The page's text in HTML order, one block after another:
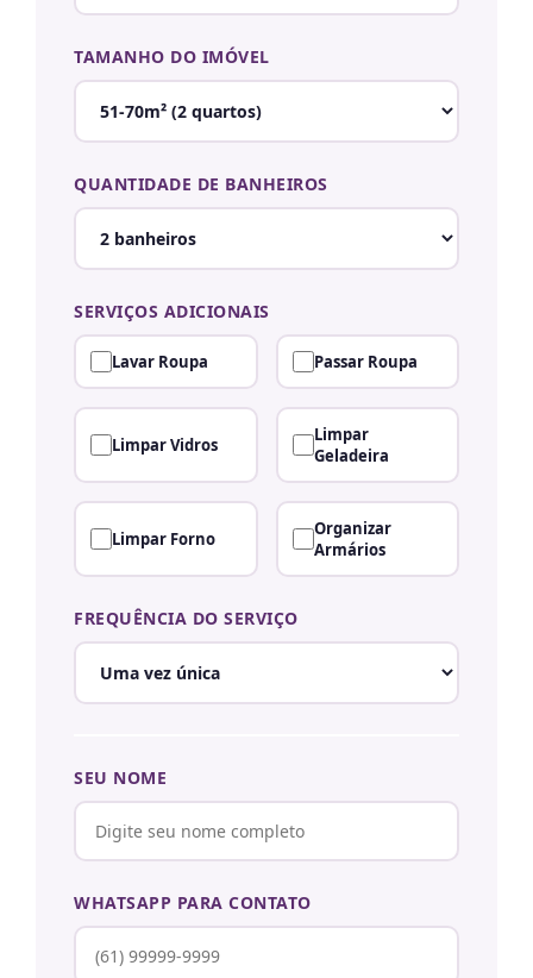
TAMANHO DO IMÓVEL
QUANTIDADE DE BANHEIROS
SERVIÇOS ADICIONAIS
Lavar Roupa Passar Roupa
Limpar Vidros
Limpar
Geladeira
Limpar Forno
Organizar
Armários
FREQUÊNCIA DO SERVIÇO
SEU NOME
WHATSAPP PARA CONTATO